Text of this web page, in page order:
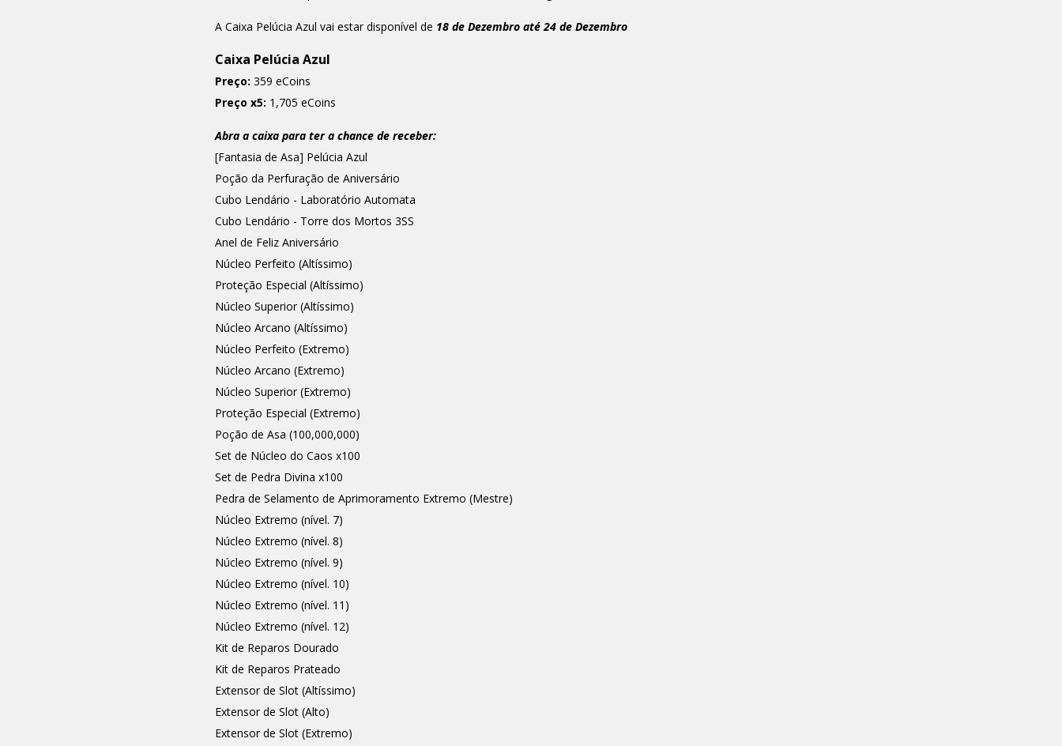
A Caixa Pelúcia Azul vai estar disponível de 18 de Dezembro até 24 de Dezembro
Caixa Pelúcia Azul
Preço: 359 eCoins
Preço x5: 1,705 eCoins
Abra a caixa para ter a chance de receber:
[Fantasia de Asa] Pelúcia Azul
Poção da Perfuração de Aniversário
Cubo Lendário - Laboratório Automata
Cubo Lendário - Torre dos Mortos 3SS
Anel de Feliz Aniversário
Núcleo Perfeito (Altíssimo)
Proteção Especial (Altíssimo)
Núcleo Superior (Altíssimo)
Núcleo Arcano (Altíssimo)
Núcleo Perfeito (Extremo)
Núcleo Arcano (Extremo)
Núcleo Superior (Extremo)
Proteção Especial (Extremo)
Poção de Asa (100,000,000)
Set de Núcleo do Caos x100
Set de Pedra Divina x100
Pedra de Selamento de Aprimoramento Extremo (Mestre)
Núcleo Extremo (nível. 7)
Núcleo Extremo (nível. 8)
Núcleo Extremo (nível. 9)
Núcleo Extremo (nível. 10)
Núcleo Extremo (nível. 11)
Núcleo Extremo (nível. 12)
Kit de Reparos Dourado
Kit de Reparos Prateado
Extensor de Slot (Altíssimo)
Extensor de Slot (Alto)
Extensor de Slot (Extremo)